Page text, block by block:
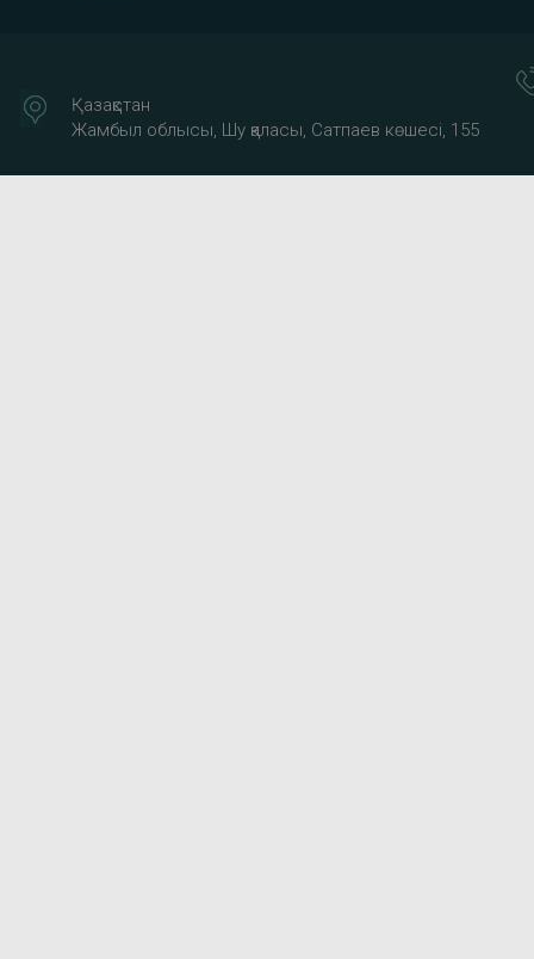
Қазақстан
Жамбыл облысы, Шу қаласы, Сатпаев көшесі, 155